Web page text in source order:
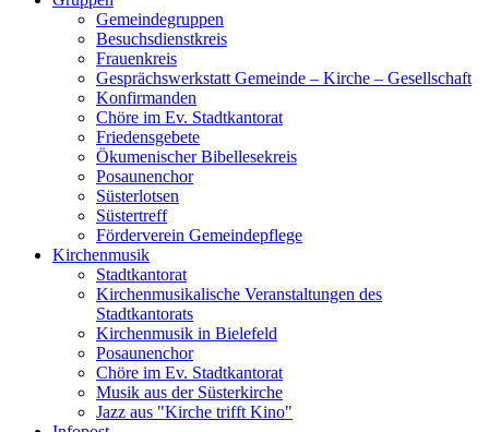
Gemeindegruppen
Besuchsdienstkreis
Frauenkreis
Gesprächswerkstatt Gemeinde – Kirche – Gesellschaft
Konfirmanden
Chöre im Ev. Stadtkantorat
Friedensgebete
Ökumenischer Bibellesekreis
Posaunenchor
Süsterlotsen
Süstertreff
Förderverein Gemeindepflege
Kirchenmusik
Stadtkantorat
Kirchenmusikalische Veranstaltungen des
Stadtkantorats
Kirchenmusik in Bielefeld
Posaunenchor
Chöre im Ev. Stadtkantorat
Musik aus der Süsterkirche
Jazz aus "Kirche trifft Kino"